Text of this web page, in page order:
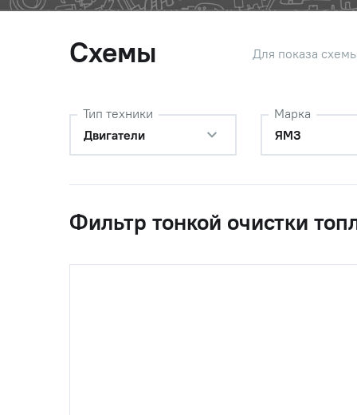
Схемы Для показа
Тип техники
Двигатели
Марка
ЯМЗ
Фильтр тонкой очистки